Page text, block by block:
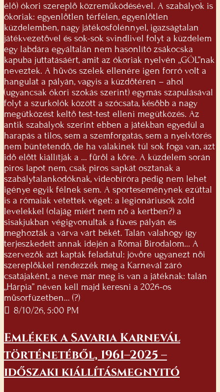
élő) ókori szereplő közreműködésével. A szabályok is
ókoriak: egyenlőtlen térfélen, egyenlőtlen
küzdelemben, nagy játékosfölénnyel, igazságtalan
játékvezetővel és sok-sok svindlivel folyt a küzdelem
egy labdára egyáltalán nem hasonlító zsákocska
kapuba juttatásáért, amit az ókoriak nyelvén „GÓL”nak
neveztek. A hűvös szelek ellenére igen forró volt a
hangulat a pályán, vagyis a küzdőtéren – ahol
(ugyancsak ókori szokás szerint) egymás szapulásával
folyt a szurkolók között a szócsata, később a nagy
megütközést keltő test-test elleni megütközés. Az
antik szabályok szerint ebben a játékban egyedül a
harapás a tilos, sem a szemforgatás, sem a nyelvtörés
nem büntetendő, de ha valakinek túl sok foga van, azt
idő előtt kiállítják a … fűről a kőre. A küzdelem során
piros lapot nem, csak piros sapkát osztanak a
szabálytalankodóknak, videobíróra pedig nem lehet
igénye egyik félnek sem. A sporteseménynek ezúttal
is a rómaiak vetettek véget: a legionáriusok zöld
levelekkel (olajág miért nem nő a kertben?) a
sisakjukban végigvonultak a füves pályán és
meghozták a várva várt békét. Talán valahogy így
terjeszkedett annak idején a Római Birodalom… A
szervezők azt kapták feladatul: jövőre ugyanezt női
szereplőkkel rendezzék meg a Karnevál záró
csatájaként, a neve már meg is van a játéknak: talán
„Hárpia” néven kell majd keresni a 2026-os
műsorfüzetben… (?)
8/10/26, 5:00 PM
Emlékek a Savaria Karnevál
történetéből, 1961–2025 –
időszaki kiállításmegnyitó